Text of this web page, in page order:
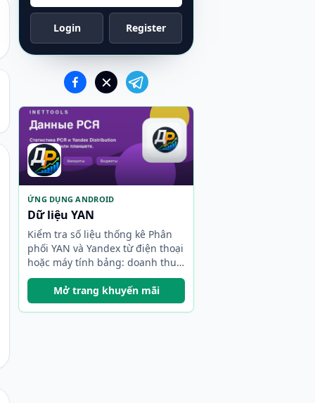
Login Register
ỨNG DỤNG ANDROID
Dữ liệu YAN
Kiểm tra số liệu thống kê Phân
phối YAN và Yandex từ điện thoại
hoặc máy tính bảng: doanh thu,
thời gian, tài khoản, tự động làm
mới và tiện ích.
Mở trang khuyến mãi